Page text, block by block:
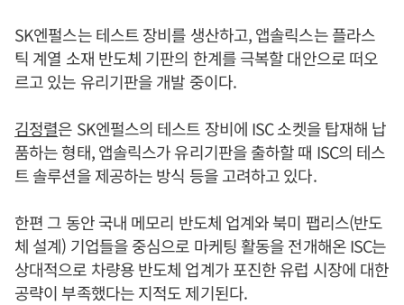
SK엔펄스는 테스트 장비를 생산하고, 앱솔릭스는 플라스
틱 계열 소재 반도체 기판의 한계를 극복할 대안으로 떠오
르고 있는 유리기판을 개발 중이다.
김정렬은 SK엔펄스의 테스트 장비에 ISC 소켓을 탑재해 납
품하는 형태, 앱솔릭스가 유리기판을 출하할 때 ISC의 테스
트 솔루션을 제공하는 방식 등을 고려하고 있다.
한편 그 동안 국내 메모리 반도체 업계와 북미 팹리스(반도
체 설계) 기업들을 중심으로 마케팅 활동을 전개해온 ISC는
상대적으로 차량용 반도체 업계가 포진한 유럽 시장에 대한
공략이 부족했다는 지적도 제기된다.